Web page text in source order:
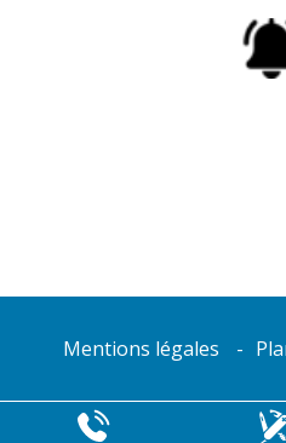
Mentions légales